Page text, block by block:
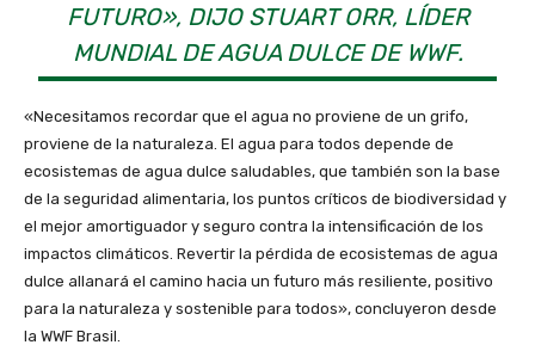
FUTURO», DIJO STUART ORR, LÍDER
MUNDIAL DE AGUA DULCE DE WWF.
«Necesitamos recordar que el agua no proviene de un grifo,
proviene de la naturaleza. El agua para todos depende de
ecosistemas de agua dulce saludables, que también son la base
de la seguridad alimentaria, los puntos críticos de biodiversidad y
el mejor amortiguador y seguro contra la intensificación de los
impactos climáticos. Revertir la pérdida de ecosistemas de agua
dulce allanará el camino hacia un futuro más resiliente, positivo
para la naturaleza y sostenible para todos», concluyeron desde
la WWF Brasil.